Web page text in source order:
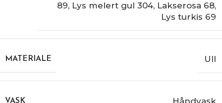
89, Lys melert gul 304, Lakserosa 68,
Lys turkis 69
MATERIALE Ull
VASK